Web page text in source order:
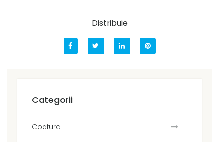
Distribuie
Categorii
Coafura